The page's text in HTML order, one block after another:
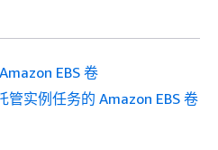
EBS 卷
管实例任务的 Amazon EBS 卷